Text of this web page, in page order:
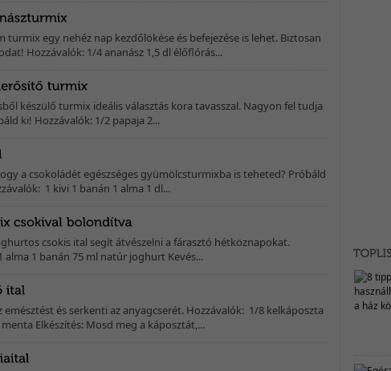
turmix egy nehéz nap kezdőlökése és befejezése is lehet. Biztosan
Hozzávalók: 1/4 ananász 1,5 dl élőflórás...
készülő turmix ideális választás kora tavasszal. Nagyon fel tudja
ki! Hozzávalók: 1/2 papaja 2...
a csokoládét egészséges gyümölcsturmixba is teheted? Próbáld
1 kivi 1 banán 1 alma 1 dl...
csokis ital segít átvészelni a fárasztó hétköznapokat.
alma 1 banán 75 ml natúr joghurt Kevés...
emésztést és serkenti az anyagcserét. Hozzávalók: 1/8 kelkáposzta
Elkészítés: Mosd meg a káposztát,...